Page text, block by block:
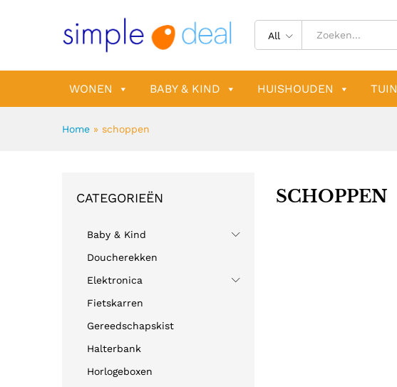
All
WONEN BABY & KIND HUISHOUDEN TUIN
Home » schoppen
SCHOPPEN
CATEGORIEËN
Baby & Kind
Doucherekken
Elektronica
Fietskarren
Gereedschapskist
Halterbank
Horlogeboxen